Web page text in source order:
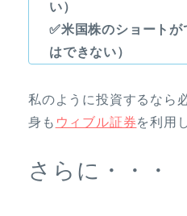
い）
✅米国株のショート
はできない）
私のように投資するなら
身も ウィブル証券を利用
さらに・・・